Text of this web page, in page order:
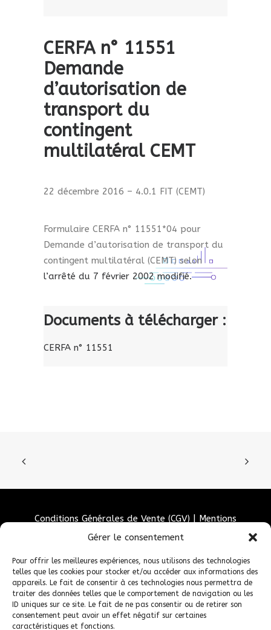
Gérer le consentement
Pour offrir les meilleures expériences, nous utilisons des technologies
telles que les cookies pour stocker et/ou accéder aux informations des
appareils. Le fait de consentir à ces technologies nous permettra de
traiter des données telles que le comportement de navigation ou les
ID uniques sur ce site. Le fait de ne pas consentir ou de retirer son
consentement peut avoir un effet négatif sur certaines
caractéristiques et fonctions.
CERFA n° 11551
Demande
d’autorisation de
transport du
contingent
multilatéral CEMT
22 décembre 2016 – 4.0.1 FIT (CEMT)
Formulaire CERFA n° 11551*04 pour
Demande d’autorisation de transport du
contingent multilatéral (CEMT) selon
l’arrêté du 7 février 2002 modifié.
Documents à télécharger :
CERFA n° 11551
Conditions Générales de Vente (CGV)
Mentions
Politique de confidentialité